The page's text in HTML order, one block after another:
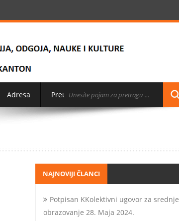
Adresa Preuzimanja
NAJNOVIJI ČLANCI
Potpisan KKolektivni ugovor za srednje
obrazovanje 28. Maja 2024.